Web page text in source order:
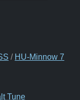
/ HU-Minnow 7
Tune